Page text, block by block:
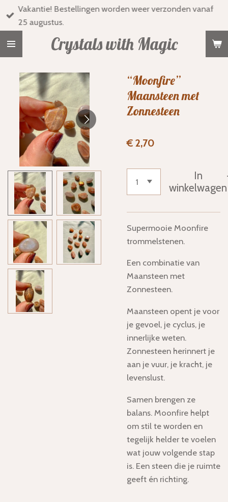
Ga
direct
Crystals with Magic
Vakantie! Bestellingen worden weer verzonden vanaf
25 augustus.
“Moonfire”
Maansteen met
Zonnesteen
€ 2,70
In
winkelwagen
Supermooie Moonfire
trommelstenen.
Een combinatie van
Maansteen met
Zonnesteen.
Maansteen opent je voor
je gevoel, je cyclus, je
innerlijke weten.
Zonnesteen herinnert je
aan je vuur, je kracht, je
levenslust.
Samen brengen ze
balans. Moonfire helpt
om stil te worden en
tegelijk helder te voelen
wat jouw volgende stap
is. Een steen die je ruimte
geeft én richting.